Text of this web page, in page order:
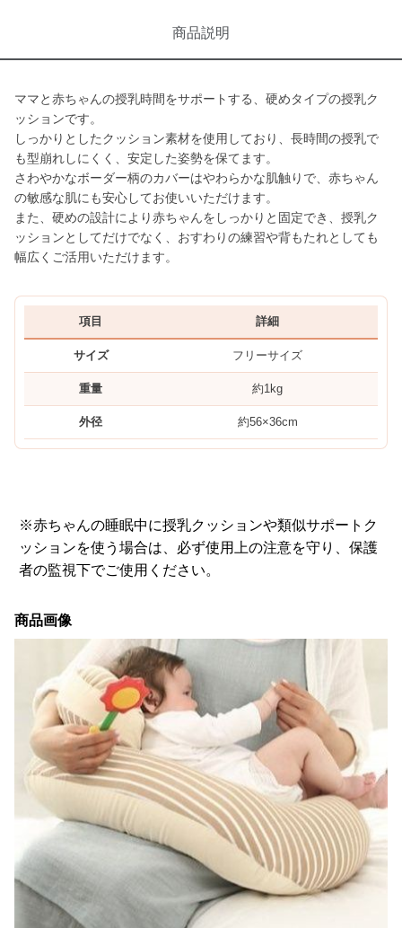
商品説明
ママと赤ちゃんの授乳時間をサポートする、硬めタイプの授乳ク
ッションです。
しっかりとしたクッション素材を使用しており、長時間の授乳で
も型崩れしにくく、安定した姿勢を保てます。
さわやかなボーダー柄のカバーはやわらかな肌触りで、赤ちゃん
の敏感な肌にも安心してお使いいただけます。
また、硬めの設計により赤ちゃんをしっかりと固定でき、授乳ク
ッションとしてだけでなく、おすわりの練習や背もたれとしても
幅広くご活用いただけます。
項目 詳細
サイズ フリーサイズ
重量 約1kg
外径 約56×36cm
※赤ちゃんの睡眠中に授乳クッションや類似サポートク
ッションを使う場合は、必ず使用上の注意を守り、保護
者の監視下でご使用ください。
商品画像